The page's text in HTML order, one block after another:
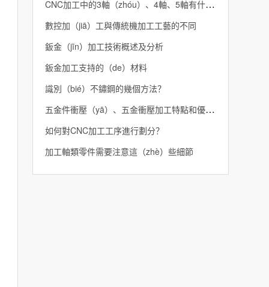
CNC加工中的3軸（zhóu）、4軸、5軸有什麽區（qū）別（bié）？
數控加（jiā）工與傳統機加工工藝的不同
鈑金（jīn）加工技術概述及分析
鈑金加工支持的（de）材料
識別（bié）不鏽鋼的幾個方法？
五金件衝壓（yā）、五金衝壓加工特點和優（yōu）勢
如何對CNC加工工序進行劃分？
加工軸類零件需要注意這（zhè）些細節